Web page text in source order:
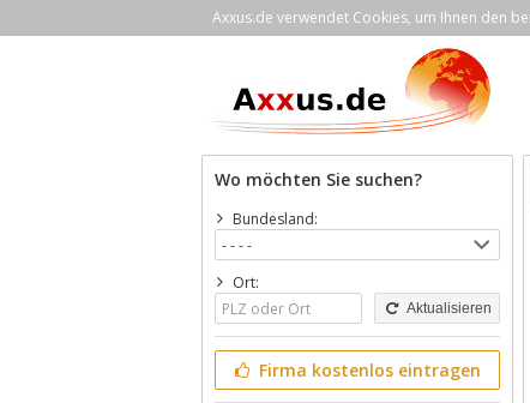
Axxus.de verwendet Cookies, um Ihnen den
Wo möchten Sie suchen?
Bundesland:
Ort:
Aktualisieren
Firma kostenlos eintragen